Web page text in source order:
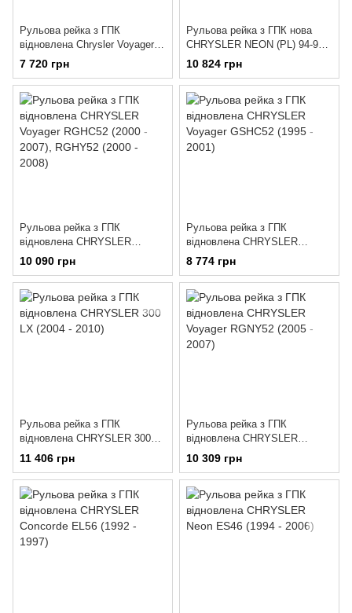
Рульова рейка з ГПК
відновлена Chrysler Voyager
00-07
7 720 грн
Рульова рейка з ГПК нова
CHRYSLER NEON (PL) 94-99
CH215OEM
10 824 грн
Рульова рейка з ГПК
відновлена CHRYSLER
Voyager RGHC52 (2000 - 2007),
RGHY52 (2000 - 2008)
10 090 грн
Рульова рейка з ГПК
відновлена CHRYSLER
Voyager GSHC52 (1995 - 2001)
8 774 грн
Рульова рейка з ГПК
відновлена CHRYSLER 300
LX (2004 - 2010)
11 406 грн
Рульова рейка з ГПК
відновлена CHRYSLER
Voyager RGNY52 (2005 - 2007)
10 309 грн